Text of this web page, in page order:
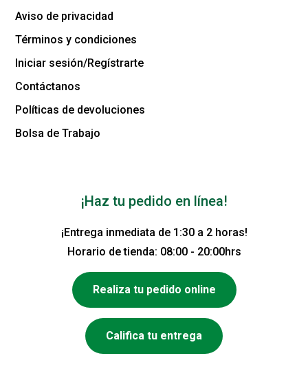
Aviso de privacidad
Términos y condiciones
Iniciar sesión/Regístrarte
Contáctanos
Políticas de devoluciones
Bolsa de Trabajo
¡Haz tu pedido en línea!
¡Entrega inmediata de 1:30 a 2 horas!
Horario de tienda: 08:00 - 20:00hrs
Realiza tu pedido online
Califica tu entrega